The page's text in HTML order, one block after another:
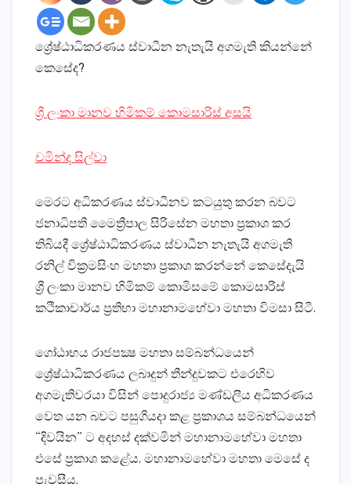
ශ්‍රේෂ්ඨාධිකරණය ස්‌වාධීන නැතැයි අගමැති කියන්නේ
කෙසේද?
ශ්‍රී ලංකා මානව හිමිකම් කොමසාරිස්‌ අසයි
චමින්ද සිල්වා
මෙරට අධිකරණය ස්‌වාධීනව කටයුතු කරන බවට
ජනාධිපති මෛත්‍රීපාල සිරිසේන මහතා ප්‍රකාශ කර
තිබියදී ශ්‍රේෂ්ඨාධිකරණය ස්‌වාධීන නැතැයි අගමැති
රනිල් වික්‍රමසිංහ මහතා ප්‍රකාශ කරන්නේ කෙසේදැයි
ශ්‍රී ලංකා මානව හිමිකම් කොමිසමේ කොමසාරිස්‌
කථිකාචාර්ය ප්‍රතිභා මහානාමහේවා මහතා විමසා සිටී.
ගෝඨාභය රාජපක්‍ෂ මහතා සම්බන්ධයෙන්
ශ්‍රේෂ්ඨාධිකරණය ලබාදුන් තීන්දුවකට එරෙහිව
අගමැතිවරයා විසින් පොදුරාජ්‍ය මණ්‌ඩලීය අධිකරණය
වෙත යන බවට පසුගියදා කළ ප්‍රකාශය සම්බන්ධයෙන්
“දිවයින” ට අදහස්‌ දක්‌වමින් මහානාමහේවා මහතා
එසේ ප්‍රකාශ කළේය. මහානාමහේවා මහතා මෙසේ ද
පැවසීය.